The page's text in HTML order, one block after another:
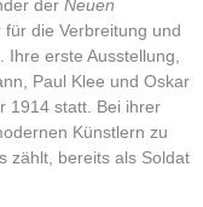
der Neuen
die Verbreitung und
erste Ausstellung,
Paul Klee und Oskar
1914 statt. Bei ihrer
Künstlern zu
zählt, bereits als Soldat